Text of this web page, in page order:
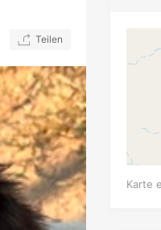
Teilen
Karte